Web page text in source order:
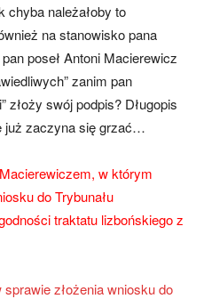
chyba należałoby to
na stanowisko pana
poseł Antoni Macierewicz
zanim pan
złoży swój podpis? Długopis
już zaczyna się grzać…
w którym
do Trybunału
traktatu lizbońskiego z
złożenia wniosku do